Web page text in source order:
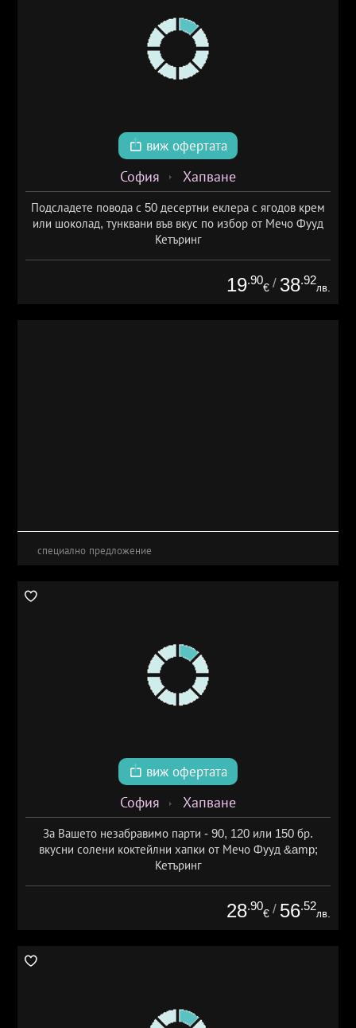
виж офертата
София Хапване
Подсладете повода с 50 десертни еклера с ягодов крем
или шоколад, тунквани във вкус по избор от Мечо Фууд
Кетъринг
19.90
€ / 38.92
лв.
специално предложение
виж офертата
София Хапване
За Вашето незабравимо парти - 90, 120 или 150 бр.
вкусни солени коктейлни хапки от Мечо Фууд &amp;
Кетъринг
28.90
€ / 56.52
лв.